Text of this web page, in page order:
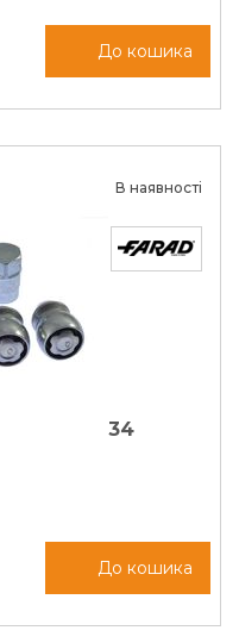
До кошика
В наявності
М12Х1, 5Х34
До кошика